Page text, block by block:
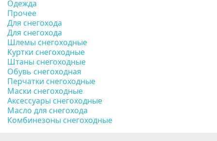
Одежда
Прочее
Для снегохода
Для снегохода
Шлемы снегоходные
Куртки снегоходные
Штаны снегоходные
Обувь снегоходная
Перчатки снегоходные
Маски снегоходные
Аксессуары снегоходные
Масло для снегохода
Комбинезоны снегоходные